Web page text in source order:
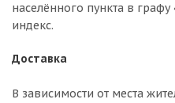
населённого пункта в
индекс.
Доставка
В зависимости от места